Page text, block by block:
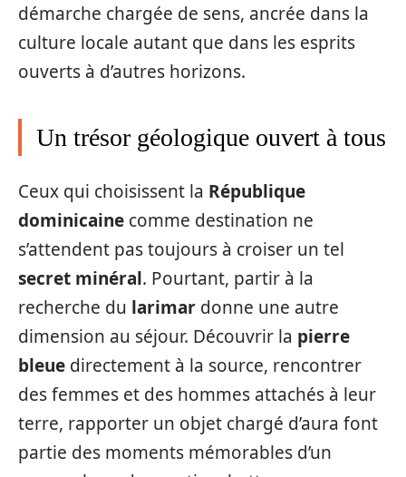
démarche chargée de sens, ancrée dans la
culture locale autant que dans les esprits
ouverts à d’autres horizons.
Un trésor géologique ouvert à tous
Ceux qui choisissent la République
dominicaine comme destination ne
s’attendent pas toujours à croiser un tel
secret minéral. Pourtant, partir à la
recherche du larimar donne une autre
dimension au séjour. Découvrir la pierre
bleue directement à la source, rencontrer
des femmes et des hommes attachés à leur
terre, rapporter un objet chargé d’aura font
partie des moments mémorables d’un